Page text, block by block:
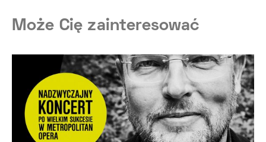
Może Cię zainteresować